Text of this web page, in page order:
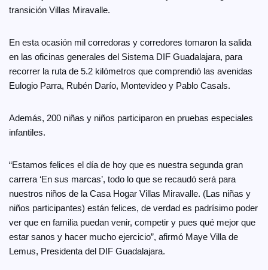
transición Villas Miravalle.
En esta ocasión mil corredoras y corredores tomaron la salida
en las oficinas generales del Sistema DIF Guadalajara, para
recorrer la ruta de 5.2 kilómetros que comprendió las avenidas
Eulogio Parra, Rubén Darío, Montevideo y Pablo Casals.
Además, 200 niñas y niños participaron en pruebas especiales
infantiles.
“Estamos felices el día de hoy que es nuestra segunda gran
carrera ‘En sus marcas’, todo lo que se recaudó será para
nuestros niños de la Casa Hogar Villas Miravalle. (Las niñas y
niños participantes) están felices, de verdad es padrísimo poder
ver que en familia puedan venir, competir y pues qué mejor que
estar sanos y hacer mucho ejercicio”, afirmó Maye Villa de
Lemus, Presidenta del DIF Guadalajara.